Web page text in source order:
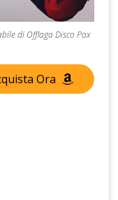
di Offlaga Disco Pax
Ora